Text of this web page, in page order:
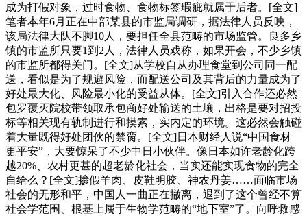
成为打假对象，过时食物、食物标签瑕疵就属于后者。[全文]
笔者本年6月正在中部某县的市监局调研，据法律人员反映，
该局法律大队不脚10人，要担任全县范畴的市场监管。良多乡
镇的市监所只要1到2人，法律人员戏称，如果开会，不少乡镇
的市监所都得关门。[全文]从学校自从办理食堂到公司同一配
送，看似是为了规避风险，而配送公司及其背后的力量成为了
好处最大化、风险最小化的受益从体。[全文]引入合作还必然
包罗覆灭院校带领取承包商好处输送的土壤，出格是要对招投
标等相关现有轨制进行和摸索，实内定的环境。这必然会触碰
着大量既得好处团伙的禁脔。[全文]日本财经人说“中国食材
更平安”，大要惊呆了不少中日小伙伴。像日本如许老龄化跨
越20%、农村更甚的超老龄化社会，当实还能实现食物的完全
自给么？[全文]掺假羊肉、皮鞋明胶、神农丹姜……面临市场
社会的无形和平，中国人一曲正在撤离，退到了这个曾经不算
社会学范围、根基上属于生物学范畴的“地下室”了。向呼救感